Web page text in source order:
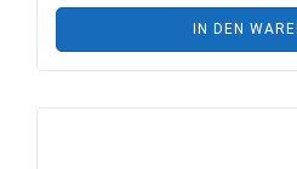
IN DEN